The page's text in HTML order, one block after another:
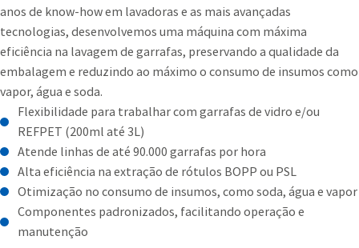
anos de know-how em lavadoras e as mais avançadas
tecnologias, desenvolvemos uma máquina com máxima
eficiência na lavagem de garrafas, preservando a qualidade da
embalagem e reduzindo ao máximo o consumo de insumos como
vapor, água e soda.
Flexibilidade para trabalhar com garrafas de vidro e/ou
REFPET (200ml até 3L)
Atende linhas de até 90.000 garrafas por hora
Alta eficiência na extração de rótulos BOPP ou PSL
Otimização no consumo de insumos, como soda, água e vapor
Componentes padronizados, facilitando operação e
manutenção